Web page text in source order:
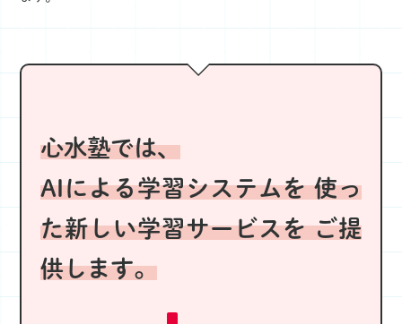
心水塾では、
AIによる学習システムを使っ
た新しい学習サービスをご提
供します。